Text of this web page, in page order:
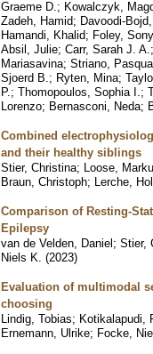
Graeme D. ; Kowalczyk,
Zadeh, Hamid; Davoodi-
Hamandi, Khalid; Foley,
Absil, Julie; Carr, Sarah J. A.
Mariasavina; Striano,
Sjoerd B. ; Ryten, Mina;
P. ; Thomopoulos, Sophia I. ;
Lorenzo; Bernasconi, Neda;
Combined
and their healthy siblings
Stier, Christina; Loose,
Braun, Christoph; Lerche,
Comparison of Resting-
Epilepsy
van de Velden, Daniel; Stier,
Niels K. (2023)
Evaluation of multimodal
choosing
Lindig, Tobias; Kotikalapudi,
Ernemann, Ulrike; Focke,